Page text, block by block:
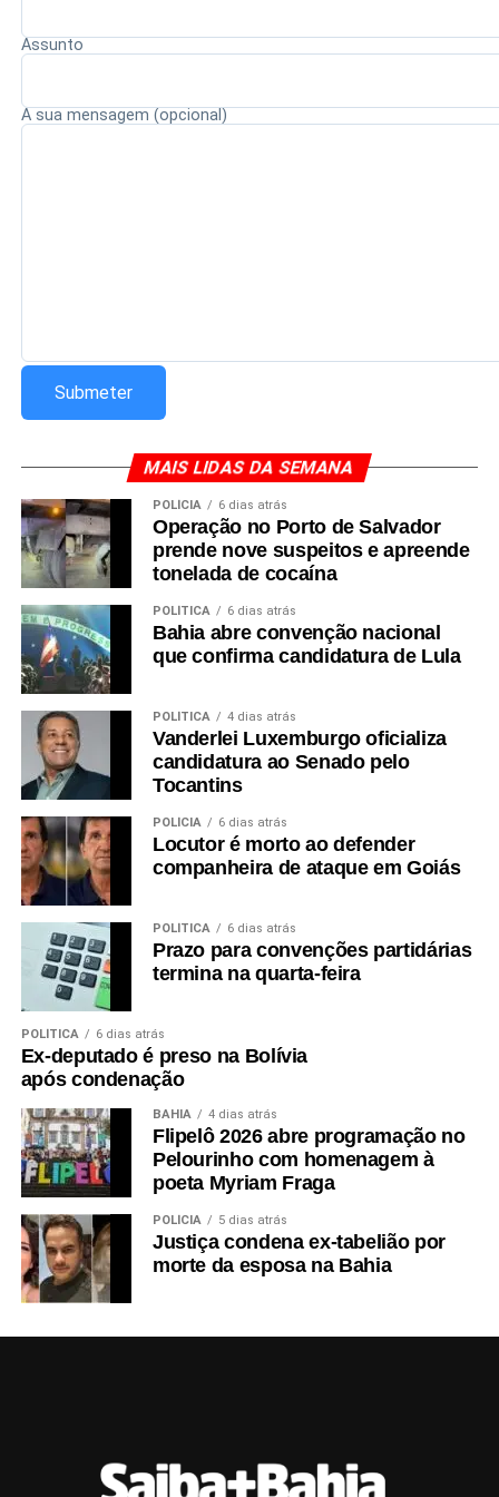
Redação Saiba+
Assunto
A sua mensagem (opcional)
MAIS LIDAS DA SEMANA
POLÍCIA 6 dias atrás
Operação no Porto de Salvador
prende nove suspeitos e apreende
tonelada de cocaína
POLÍTICA 6 dias atrás
Bahia abre convenção nacional
que confirma candidatura de Lula
POLÍTICA 4 dias atrás
Vanderlei Luxemburgo oficializa
candidatura ao Senado pelo
Tocantins
POLÍCIA 6 dias atrás
Locutor é morto ao defender
companheira de ataque em Goiás
POLÍTICA 6 dias atrás
Prazo para convenções partidárias
termina na quarta-feira
POLÍTICA 6 dias atrás
Ex-deputado é preso na Bolívia
após condenação
BAHIA 4 dias atrás
Flipelô 2026 abre programação no
Pelourinho com homenagem à
poeta Myriam Fraga
POLÍCIA 5 dias atrás
Justiça condena ex-tabelião por
morte da esposa na Bahia